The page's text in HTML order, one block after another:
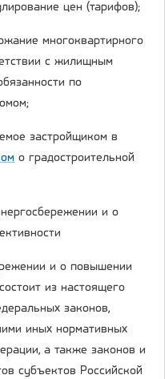
цен (тарифов);
многоквартирного
с жилищным
по
застройщиком в
о градостроительной
и о
и о повышении
из настоящего
законов,
иных нормативных
а также законов и
субъектов Российской